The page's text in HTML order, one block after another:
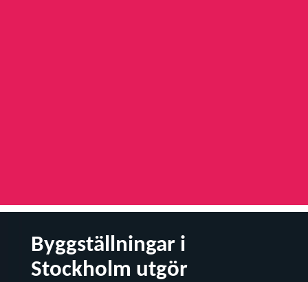
Byggställningar i
Stockholm utgör